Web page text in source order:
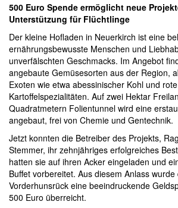
500 Euro Spende ermöglicht neue
Unterstützung für Flüchtlinge
Der kleine Hofladen in Neuerkirch ist eine
ernährungsbewusste Menschen und
unverfälschten Geschmacks. Im Angebot
angebaute Gemüsesorten aus der Region,
Exoten wie etwa abessinischer Kohl und
Kartoffelspezialitäten. Auf zwei Hektar
Quadratmetern Folientunnel wird eine
angebaut, frei von Chemie und Gentechnik.
Jetzt konnten die Betreiber des Projekts,
Stemmer, ihr zehnjähriges erfolgreiches
hatten sie auf ihren Acker eingeladen und
Buffet vorbereitet. Aus diesem Anlass
Vorderhunsrück eine beeindruckende
500 Euro überreicht.